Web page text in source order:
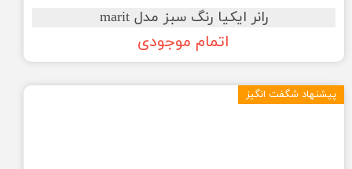
رانر ایکیا رنگ سبز مدل marit
اتمام موجودی
پیشنهاد شگفت انگیز